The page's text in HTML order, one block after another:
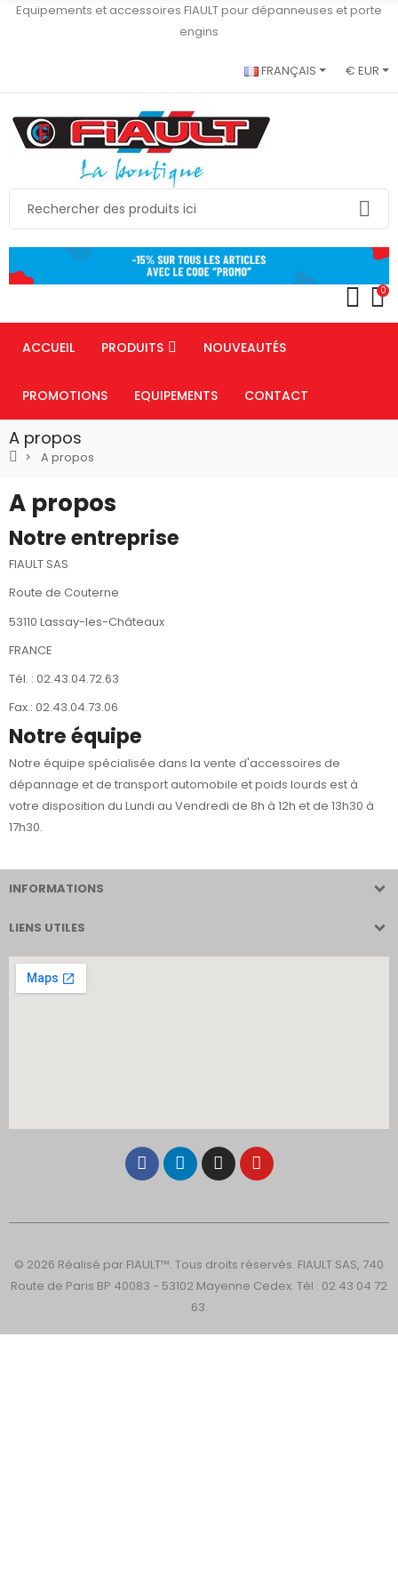
Equipements et accessoires FIAULT pour dépanneuses et porte
engins
FRANÇAIS € EUR
0
ACCUEIL PRODUITS NOUVEAUTÉS
PROMOTIONS EQUIPEMENTS CONTACT
A propos
A propos
A propos
Notre entreprise
FIAULT SAS
Route de Couterne
53110 Lassay-les-Châteaux
FRANCE
Tél. : 02.43.04.72.63
Fax.: 02.43.04.73.06
Notre équipe
Notre équipe spécialisée dans la vente d'accessoires de
dépannage et de transport automobile et poids lourds est à
votre disposition du Lundi au Vendredi de 8h à 12h et de 13h30 à
17h30.
INFORMATIONS
LIENS UTILES
© 2026 Réalisé par FIAULT™. Tous droits réservés. FIAULT SAS, 740
Route de Paris BP 40083 - 53102 Mayenne Cedex. Tél : 02 43 04 72
63.